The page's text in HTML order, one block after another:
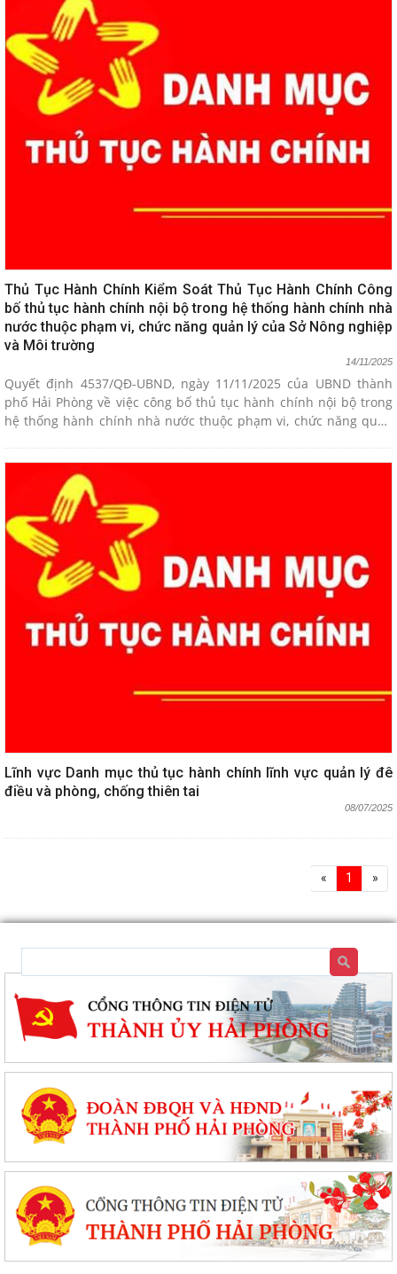
Thủ Tục Hành Chính Kiểm Soát Thủ Tục Hành Chính Công
bố thủ tục hành chính nội bộ trong hệ thống hành chính nhà
nước thuộc phạm vi, chức năng quản lý của Sở Nông nghiệp
và Môi trường
14/11/2025
Quyết định 4537/QĐ-UBND, ngày 11/11/2025 của UBND thành
phố Hải Phòng về việc công bố thủ tục hành chính nội bộ trong
hệ thống hành chính nhà nước thuộc phạm vi, chức năng quản
Lĩnh vực Danh mục thủ tục hành chính lĩnh vực quản lý đê
điều và phòng, chống thiên tai
08/07/2025
« 1 »